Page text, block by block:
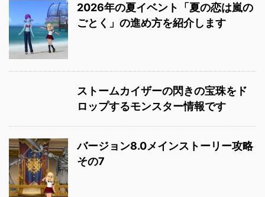
2026年の夏イベント「夏の恋は嵐の
ごとく」の進め方を紹介します
ストームカイザーの閃きの宝珠をド
ロップするモンスター情報です
バージョン8.0メインストーリー攻略
その7